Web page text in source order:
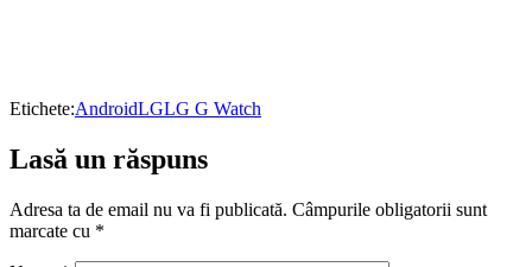
Etichete:AndroidLGLG G Watch
Lasă un răspuns
Adresa ta de email nu va fi publicată. Câmpurile obligatorii sunt
marcate cu *